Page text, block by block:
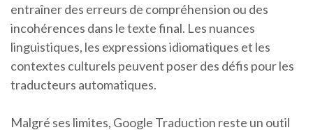
entraîner des erreurs de compréhension ou des
incohérences dans le texte final. Les nuances
linguistiques, les expressions idiomatiques et les
contextes culturels peuvent poser des défis pour les
traducteurs automatiques.
Malgré ses limites, Google Traduction reste un outil